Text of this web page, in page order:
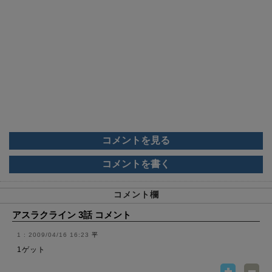
コメントを見る
コメントを書く
コメント欄
アスラクライン 3話 コメント
2009/04/16 16:23 平
1ゲット